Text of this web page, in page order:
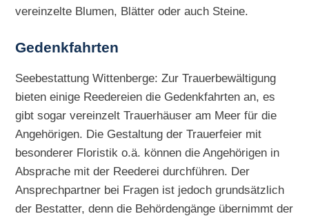
vereinzelte Blumen, Blätter oder auch Steine.
Gedenkfahrten
Seebestattung Wittenberge: Zur Trauerbewältigung
bieten einige Reedereien die Gedenkfahrten an, es
gibt sogar vereinzelt Trauerhäuser am Meer für die
Angehörigen. Die Gestaltung der Trauerfeier mit
besonderer Floristik o.ä. können die Angehörigen in
Absprache mit der Reederei durchführen. Der
Ansprechpartner bei Fragen ist jedoch grundsätzlich
der Bestatter, denn die Behördengänge übernimmt der